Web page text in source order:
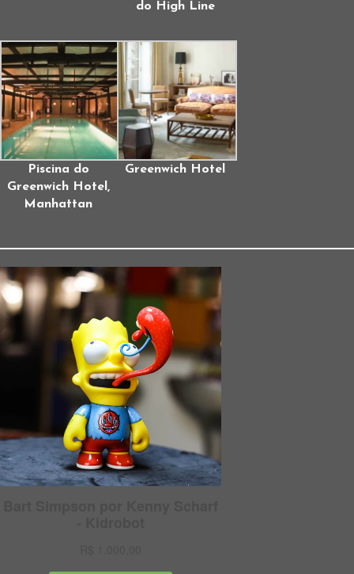
do High Line
Piscina do
Greenwich Hotel,
Manhattan
Greenwich Hotel